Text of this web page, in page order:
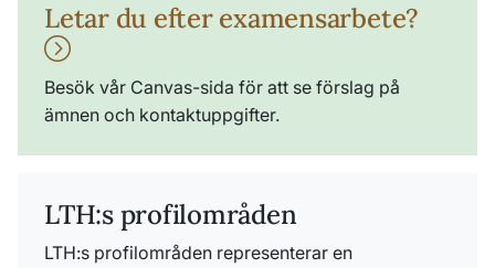
Letar du efter examensarbete?
Besök vår Canvas-sida för att se förslag på
ämnen och kontaktuppgifter.
LTH:s profilområden
LTH:s profilområden representerar en